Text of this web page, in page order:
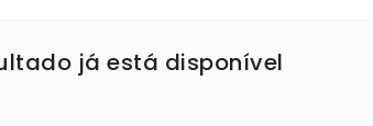
já está disponível